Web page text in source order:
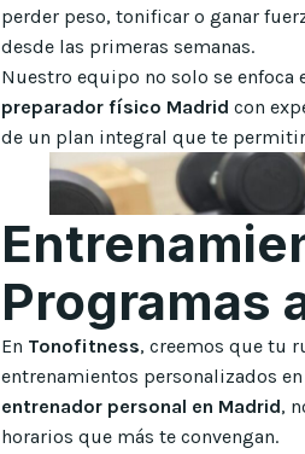
perder peso, tonificar o ganar
desde las primeras semanas.
Nuestro equipo no solo se enfoca
preparador físico Madrid con
de un plan integral que te
Programas
En Tonofitness, creemos que tu
entrenamientos personalizados
entrenador personal en Madrid,
horarios que más te convengan.